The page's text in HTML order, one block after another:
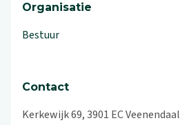
Organisatie
Bestuur
Contact
Kerkewijk 69, 3901 EC Veenendaal